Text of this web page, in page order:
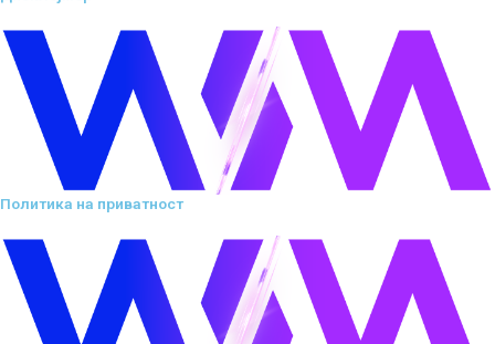
Политика на приватност